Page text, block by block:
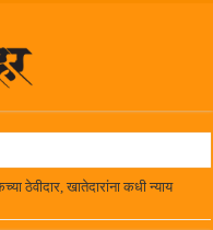
शिक्षकांना छत्री वाटप
पाटील
ठेवीदार, खातेदारांना कधी न्याय